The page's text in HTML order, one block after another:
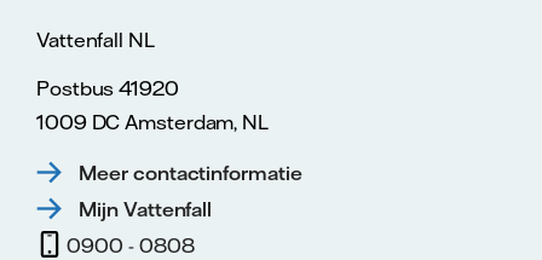
Vattenfall NL
Postbus 41920
1009 DC Amsterdam, NL
Meer contactinformatie
Mijn Vattenfall
0900 - 0808